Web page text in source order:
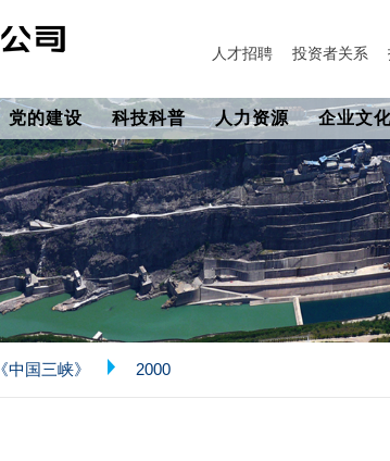
人才招聘 投资者关系
党的建设 科技科普 人力资源 企业文
《中国三峡》 2000